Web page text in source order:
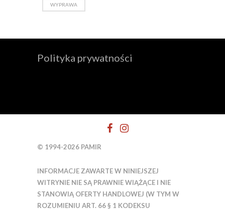
WYPRAWA
Polityka prywatności
© 1994-2026 PAMIR
INFORMACJE ZAWARTE W NINIEJSZEJ
WITRYNIE NIE SĄ PRAWNIE WIĄŻĄCE I NIE
STANOWIĄ OFERTY HANDLOWEJ (W TYM W
ROZUMIENIU ART. 66 § 1 KODEKSU